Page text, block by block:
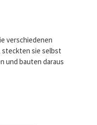
verschiedenen
sie selbst
und bauten daraus